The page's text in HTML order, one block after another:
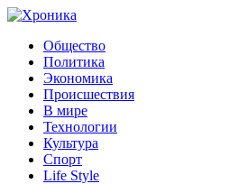
Общество
Политика
Экономика
Происшествия
В мире
Технологии
Культура
Спорт
Life Style